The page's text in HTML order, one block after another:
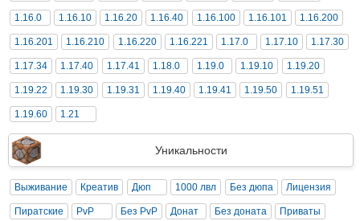
1.16.0 1.16.10 1.16.20 1.16.40 1.16.100 1.16.101 1.16.200
1.16.201 1.16.210 1.16.220 1.16.221 1.17.0 1.17.10 1.17.30
1.17.34 1.17.40 1.17.41 1.18.0 1.19.0 1.19.10 1.19.20
1.19.22 1.19.30 1.19.31 1.19.40 1.19.41 1.19.50 1.19.51
1.19.60 1.21
Уникальности
Выживание Креатив Дюп 1000 лвл Без дюпа Лицензия
Пиратские PvP Без PvP Донат Без доната Приваты